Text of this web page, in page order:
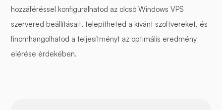
hozzáféréssel konfigurálhatod az olcsó Windows VPS
szervered beállításait, telepítheted a kívánt szoftvereket, és
finomhangolhatod a teljesítményt az optimális eredmény
elérése érdekében.